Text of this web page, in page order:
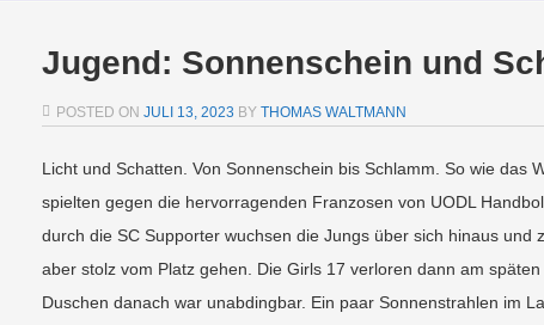
Jugend: Sonnenschein und
POSTED ON JULI 13, 2023 BY THOMAS WALTMANN
Licht und Schatten. Von Sonnenschein bis Schlamm. So wie
spielten gegen die hervorragenden Franzosen von UODL
durch die SC Supporter wuchsen die Jungs über sich hinaus
aber stolz vom Platz gehen. Die Girls 17 verloren dann am
Duschen danach war unabdingbar. Ein paar Sonnenstrahlen im